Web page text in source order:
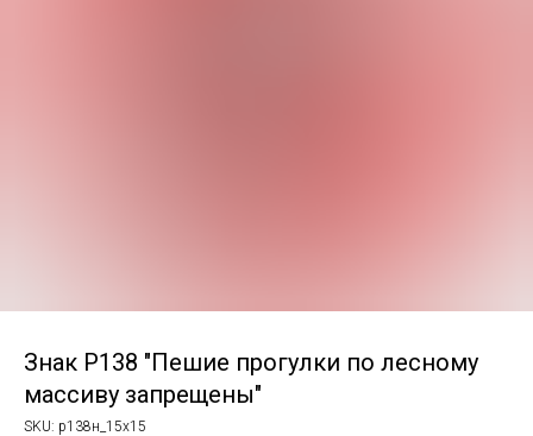
Знак P138 "Пешие прогулки по лесному
массиву запрещены"
SKU: p138н_15x15